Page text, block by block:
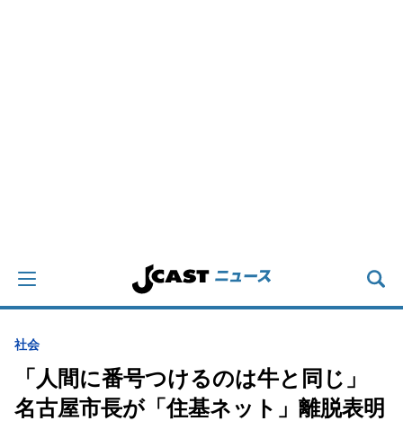
社会
「人間に番号つけるのは牛と同じ」
名古屋市長が「住基ネット」離脱表明